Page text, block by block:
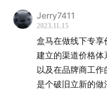
我们还有这些播客：
业WHY酱、
如果你喜欢我们
欲望）
3. 公司想求增速
销，用户心智培养
绝对不是长久之计
消费者需要的是长
Jerry7411
2023.11.15
盒马在做线下专
建立的渠道价格
以及在品牌商工作
是个破旧立新的做